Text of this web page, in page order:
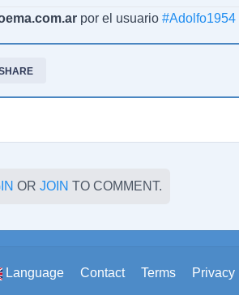
por el usuario #Adolfo1954
OR JOIN TO COMMENT.
Language Contact Terms Privacy